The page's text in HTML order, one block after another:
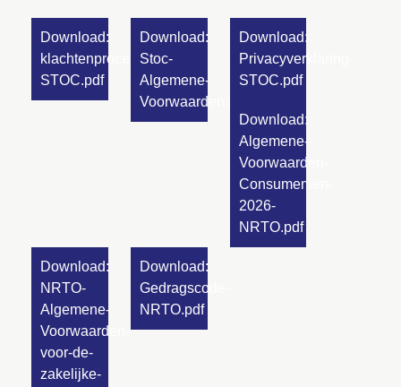
Download:
klachtenprocedure-
STOC.pdf
Download:
Stoc-
Algemene-
Voorwaarden.pdf
Download:
Privacyverklaring-
STOC.pdf
Download:
Algemene-
Voorwaarden-
Consumenten-
2026-
NRTO.pdf
Download:
NRTO-
Algemene-
Voorwaarden-
voor-de-
zakelijke-
Download:
Gedragscode-
NRTO.pdf